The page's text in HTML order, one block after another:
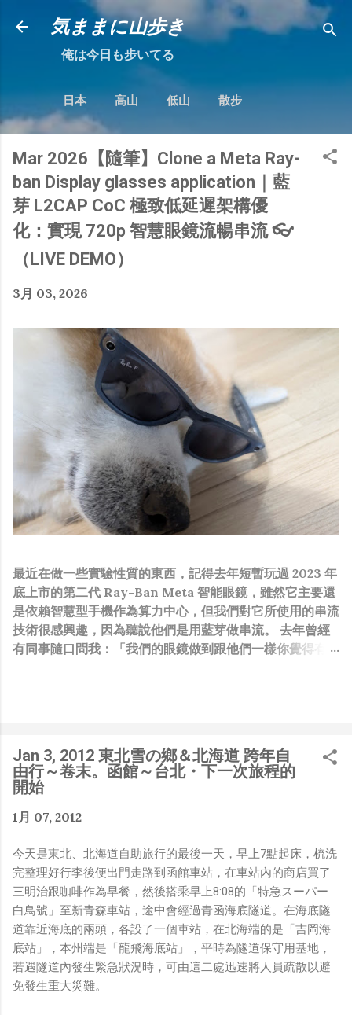
跳到主要內容
気ままに山歩き
俺は今日も步いてる
日本 高山 低山 散步
Mar 2026【隨筆】Clone a Meta Ray-
ban Display glasses application｜藍
芽 L2CAP CoC 極致低延遲架構優
化：實現 720p 智慧眼鏡流暢串流 👓
（LIVE DEMO）
3月 03, 2026
最近在做一些實驗性質的東西，記得去年短暫玩過 2023 年
底上市的第二代 Ray-Ban Meta 智能眼鏡，雖然它主要還
是依賴智慧型手機作為算力中心，但我們對它所使用的串流
技術很感興趣，因為聽說他們是用藍芽做串流。 去年曾經
有同事隨口問我：「我們的眼鏡做到跟他們一樣你覺得有可
人，那我還在這幹嘛？？？（笑）” 也記得更久以前，當我
們還在研究那個眼鏡時，常聽到像是：『 他們不知道用了
什麼黑科技 』，這類沒有建設性、不應該從 RD 嘴裡說出
來的話，而我也是不以為然。坦白講，以前每次只要聽到某
SW嘴砲經理（暫且以H君稱之），沒事就把『 黑科技 』
同樣身為RD，我只覺得 Shame on you！（打嘴炮、作
秀搶風頭、噁心帶風向、搞政治操作、把別人做事的成果搶
去幫自己抬轎、有鍋直接推給下屬扛、散佈同事私生活謠
言，還有職場霸凌，這些你他媽都頂級專業戶，除此之外沒
啥洨用了！） 一件理論上可以做到的事情，外行人的認知
被信息差，不懂加上沒實作能力去驗證，就什麼都變成黑科
技了（多黑？比巴西黑鮑魚還黑嗎？）。反重力技術說不定
也非啥黑科技，只是政府不讓你普通老百姓了解罷了。
Jan 3, 2012 東北雪の鄉＆北海道 跨年自
由行～卷末。函館～台北・下一次旅程的
開始
1月 07, 2012
今天是東北、北海道自助旅行的最後一天，早上7點起床，梳洗
完整理好行李後便出門走路到函館車站，在車站內的商店買了
三明治跟咖啡作為早餐，然後搭乘早上8:08的「特急スーパー
白鳥號」至新青森車站，途中會經過青函海底隧道。在海底隧
道靠近海底的兩頭，各設了一個車站，在北海端的是「吉岡海
底站」，本州端是「龍飛海底站」，平時為隧道保守用基地，
若遇隧道內發生緊急狀況時，可由這二處迅速將人員疏散以避
免發生重大災難。